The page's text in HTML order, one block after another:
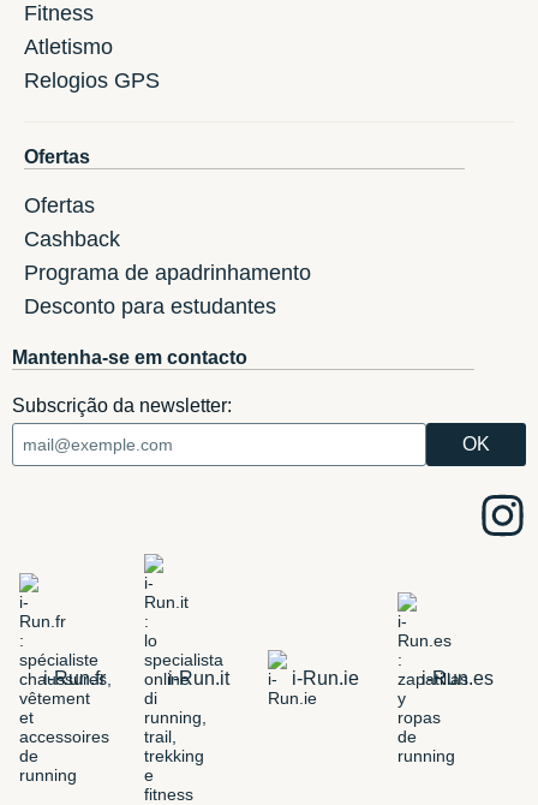
Fitness
Atletismo
Relogios GPS
Ofertas
Ofertas
Cashback
Programa de apadrinhamento
Desconto para estudantes
Mantenha-se em contacto
Subscrição da newsletter:
i-Run.fr i-Run.it i-Run.ie i-Run.es